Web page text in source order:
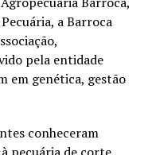
a Barroca
pela entidade
em genética, gestão
conheceram